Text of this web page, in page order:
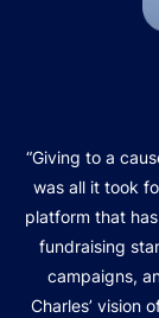
“Giving to a
was all it took
platform that
fundraising
campaigns,
Charles’ vision